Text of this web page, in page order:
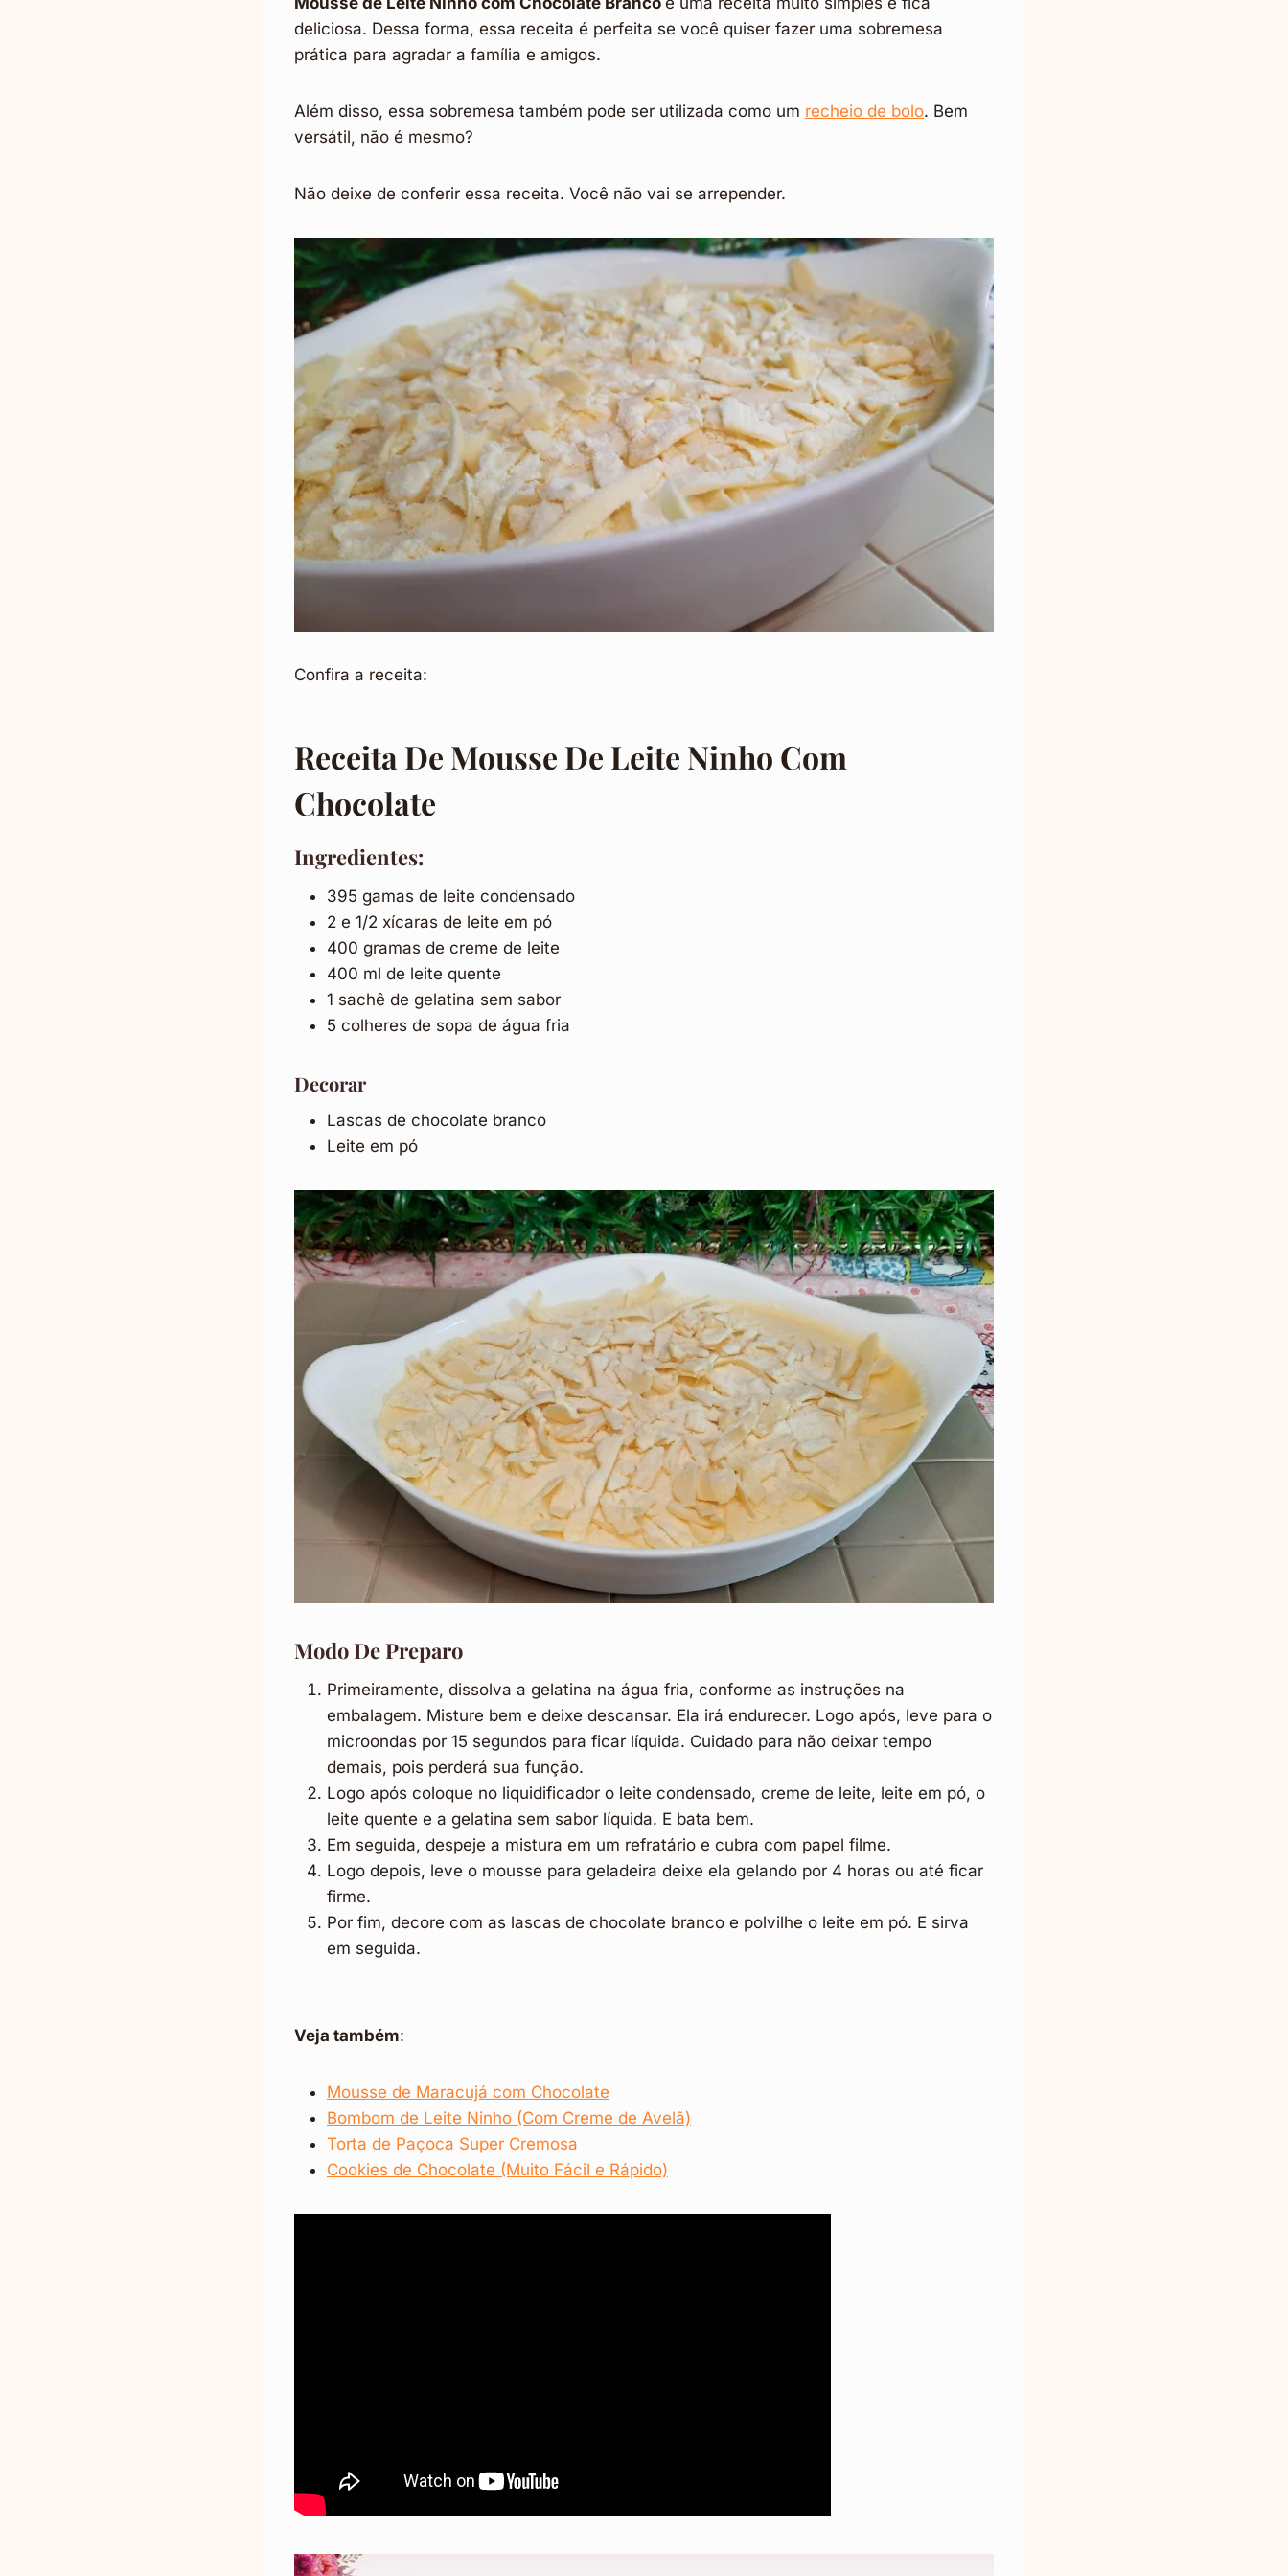
deliciosa. Dessa forma, essa receita é perfeita se você quiser fazer uma sobremesa
prática para agradar a família e amigos.
Além disso, essa sobremesa também pode ser utilizada como um recheio de bolo. Bem
versátil, não é mesmo?
Não deixe de conferir essa receita. Você não vai se arrepender.
Confira a receita:
Receita De Mousse De Leite Ninho Com
Chocolate
Ingredientes:
395 gamas de leite condensado
2 e 1/2 xícaras de leite em pó
400 gramas de creme de leite
400 ml de leite quente
1 sachê de gelatina sem sabor
5 colheres de sopa de água fria
Decorar
Lascas de chocolate branco
Leite em pó
Modo De Preparo
Primeiramente, dissolva a gelatina na água fria, conforme as instruções na
embalagem. Misture bem e deixe descansar. Ela irá endurecer. Logo após, leve para o
microondas por 15 segundos para ficar líquida. Cuidado para não deixar tempo
demais, pois perderá sua função.
Logo após coloque no liquidificador o leite condensado, creme de leite, leite em pó, o
leite quente e a gelatina sem sabor líquida. E bata bem.
Em seguida, despeje a mistura em um refratário e cubra com papel filme.
Logo depois, leve o mousse para geladeira deixe ela gelando por 4 horas ou até ficar
firme.
Por fim, decore com as lascas de chocolate branco e polvilhe o leite em pó. E sirva
em seguida.
Veja também:
Mousse de Maracujá com Chocolate
Bombom de Leite Ninho (Com Creme de Avelã)
Torta de Paçoca Super Cremosa
Cookies de Chocolate (Muito Fácil e Rápido)